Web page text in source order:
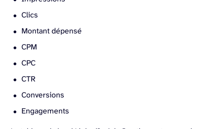
Clics
Montant dépensé
CPM
CPC
CTR
Conversions
Engagements